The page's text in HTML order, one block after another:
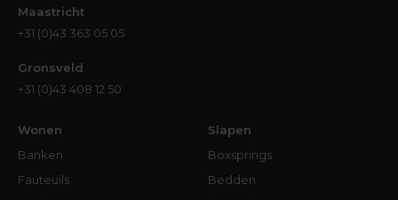
Maastricht
+31 (0)43 363 05 05
Gronsveld
+31 (0)43 408 12 50
Wonen
Banken
Fauteuils
Slapen
Boxsprings
Bedden